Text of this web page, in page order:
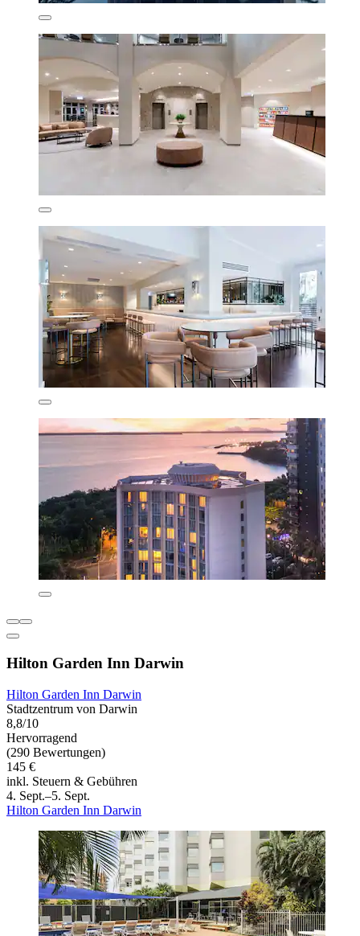
Hilton Garden Inn Darwin
Hilton Garden Inn Darwin
Stadtzentrum von Darwin
8,8/10
Hervorragend
(290 Bewertungen)
145 €
inkl. Steuern & Gebühren
4. Sept.–5. Sept.
Hilton Garden Inn Darwin